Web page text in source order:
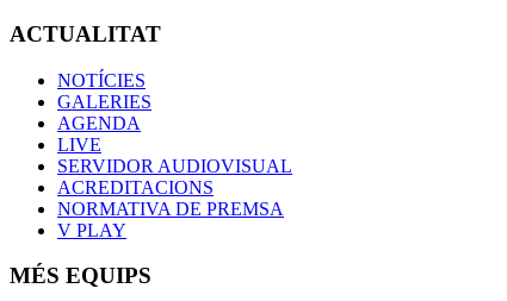
ACTUALITAT
NOTÍCIES
GALERIES
AGENDA
LIVE
SERVIDOR AUDIOVISUAL
ACREDITACIONS
NORMATIVA DE PREMSA
V PLAY
MÉS EQUIPS